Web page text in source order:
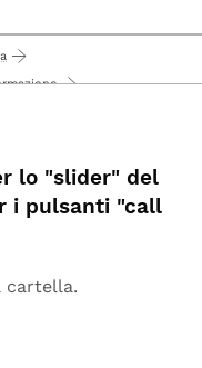
lo "slider" del
i pulsanti "call
cartella.